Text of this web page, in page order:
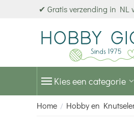
✔ Gratis verzending in NL
Kies een categorie
Home / Hobby en